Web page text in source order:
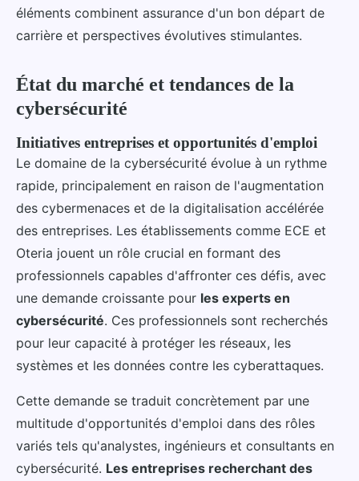
éléments combinent assurance d'un bon départ de
carrière et perspectives évolutives stimulantes.
État du marché et tendances de la
cybersécurité
Initiatives entreprises et opportunités d'emploi
Le domaine de la cybersécurité évolue à un rythme
rapide, principalement en raison de l'augmentation
des cybermenaces et de la digitalisation accélérée
des entreprises. Les établissements comme ECE et
Oteria jouent un rôle crucial en formant des
professionnels capables d'affronter ces défis, avec
une demande croissante pour les experts en
cybersécurité. Ces professionnels sont recherchés
pour leur capacité à protéger les réseaux, les
systèmes et les données contre les cyberattaques.
Cette demande se traduit concrètement par une
multitude d'opportunités d'emploi dans des rôles
variés tels qu'analystes, ingénieurs et consultants en
cybersécurité. Les entreprises recherchant des